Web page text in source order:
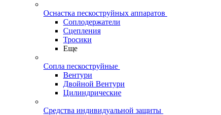
Оснастка пескоструйных аппаратов
Соплодержатели
Сцепления
Тросики
Еще
Сопла пескоструйные
Вентури
Двойной Вентури
Цилиндрические
Средства индивидуальной защиты